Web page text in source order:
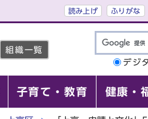
読み上げ ふりがな
組織一覧
デジ
子育て・教育 健康・